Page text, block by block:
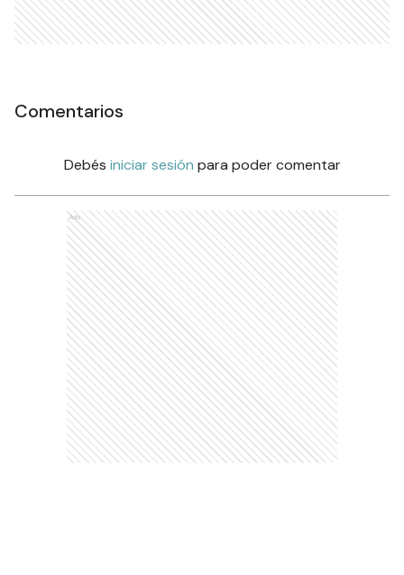
Comentarios
Debés iniciar sesión para poder comentar
Ads